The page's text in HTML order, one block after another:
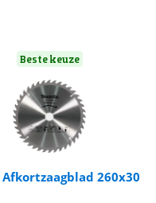
Beste keuze
260x30